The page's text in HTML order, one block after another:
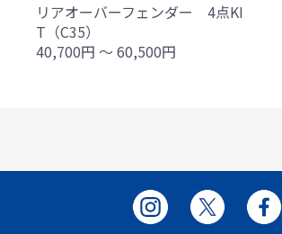
リアオーバーフェンダー 4点KI
T（C35）
40,700円 ～ 60,500円